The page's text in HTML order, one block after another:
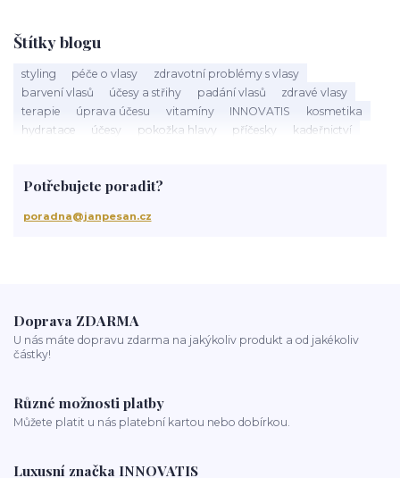
Štítky blogu
styling péče o vlasy
zdravotní problémy s vlasy
barvení vlasů
účesy a střihy padání vlasů
zdravé vlasy
terapie
úprava účesu vitamíny INNOVATIS
kosmetika
hydratace
účesy pokožka hlavy příčesky
kadeřnictví
třepění vlasů
chemicky poškozené vlasy
kortikoidy
objem vlasů
ionizace při fénování
Potřebujete poradit?
poradna@janpesan.cz
Doprava ZDARMA
U nás máte dopravu zdarma na jakýkoliv produkt a od jakékoliv
částky!
Různé možnosti platby
Můžete platit u nás platební kartou nebo dobírkou.
Luxusní značka INNOVATIS